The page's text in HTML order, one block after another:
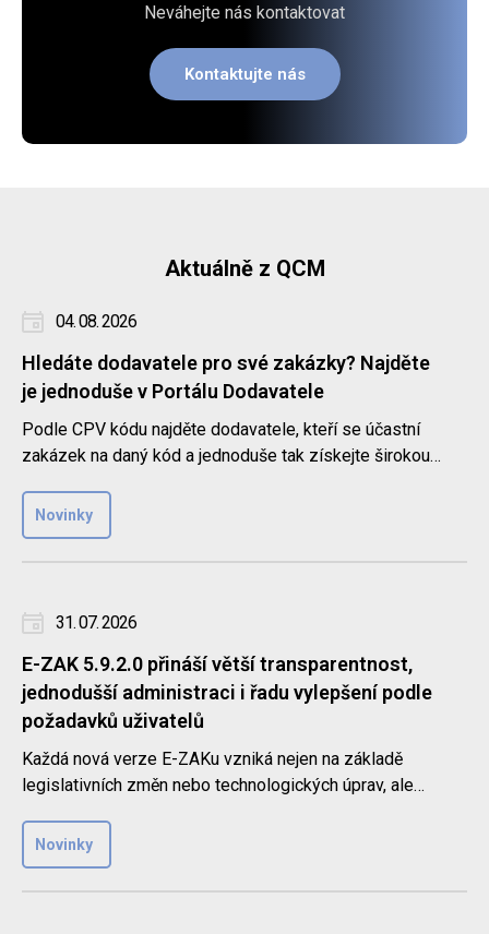
Neváhejte nás kontaktovat
Kontaktujte nás
Aktuálně z QCM
04. 08. 2026
Hledáte dodavatele pro své zakázky? Najděte
je jednoduše v Portálu Dodavatele
Podle CPV kódu najděte dodavatele, kteří se účastní
zakázek na daný kód a jednoduše tak získejte širokou
Novinky
31. 07. 2026
E-ZAK 5.9.2.0 přináší větší transparentnost,
jednodušší administraci i řadu vylepšení podle
požadavků uživatelů
Každá nová verze E-ZAKu vzniká nejen na základě
legislativních změn nebo technologických úprav, ale
Novinky